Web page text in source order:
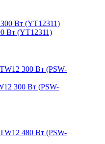
Вт (YT12311)
300 Вт (PSW-